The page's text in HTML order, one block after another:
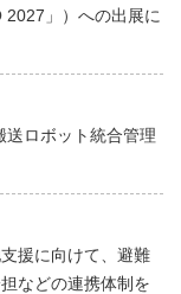
2027」）への出展に
送ロボット統合管理
援に向けて、避難
などの連携体制を